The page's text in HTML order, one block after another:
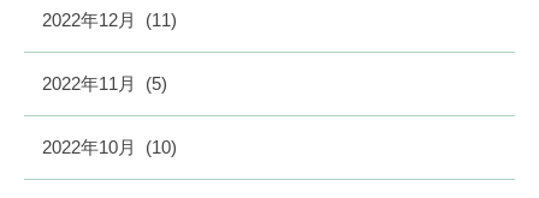
2022年12月 (11)
2022年11月 (5)
2022年10月 (10)